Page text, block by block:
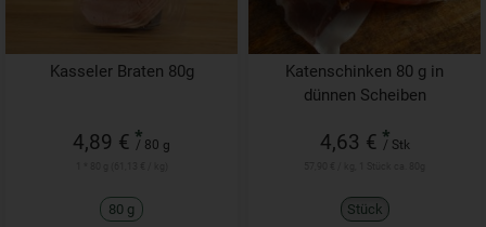
Kasseler Braten 80g
4,89 € *
/ 80 g
80 g
Katenschinken 80 g in
dünnen Scheiben
4,63 € *
/ Stk
Stück